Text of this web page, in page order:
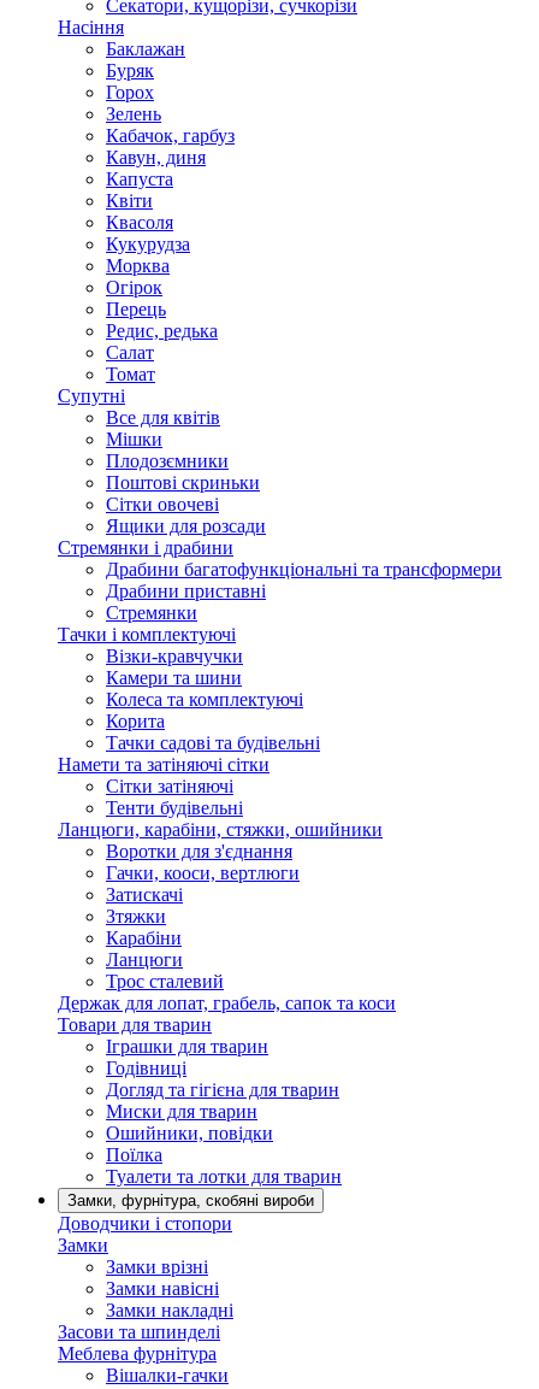
Секатори, кущорізи, сучкорізи
Насіння
Баклажан
Буряк
Горох
Зелень
Кабачок, гарбуз
Кавун, диня
Капуста
Квіти
Квасоля
Кукурудза
Морква
Огірок
Перець
Редис, редька
Салат
Томат
Супутні
Все для квітів
Мішки
Плодозємники
Поштові скриньки
Сітки овочеві
Ящики для розсади
Стремянки і драбини
Драбини багатофункціональні та трансформери
Драбини приставні
Стремянки
Тачки і комплектуючі
Візки-кравчучки
Камери та шини
Колеса та комплектуючі
Корита
Тачки садові та будівельні
Намети та затіняючі сітки
Сітки затіняючі
Тенти будівельні
Ланцюги, карабіни, стяжки, ошийники
Воротки для з'єднання
Гачки, кооси, вертлюги
Затискачі
Зтяжки
Карабіни
Ланцюги
Трос сталевий
Держак для лопат, грабель, сапок та коси
Товари для тварин
Іграшки для тварин
Годівниці
Догляд та гігієна для тварин
Миски для тварин
Ошийники, повідки
Поїлка
Туалети та лотки для тварин
Замки, фурнітура, скобяні вироби
Доводчики і стопори
Замки
Замки врізні
Замки навісні
Замки накладні
Засови та шпинделі
Меблева фурнітура
Вішалки-гачки